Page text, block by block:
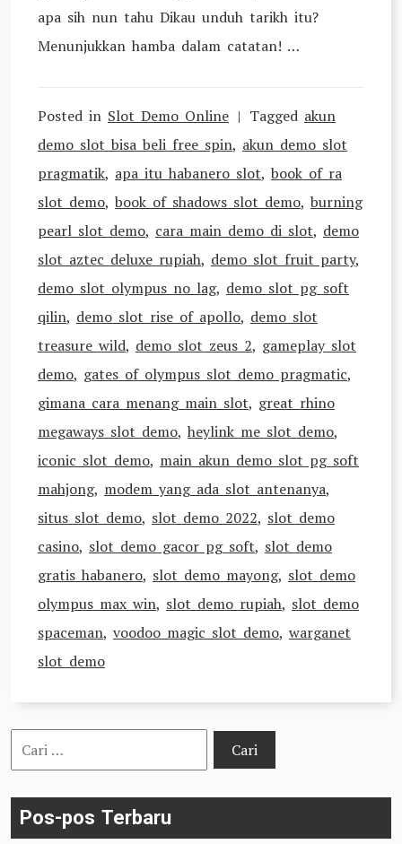
apa sih nun tahu Dikau unduh tarikh itu?
Menunjukkan hamba dalam catatan! …
Posted in Slot Demo Online Tagged akun
demo slot bisa beli free spin, akun demo slot
pragmatik, apa itu habanero slot, book of ra
slot demo, book of shadows slot demo, burning
pearl slot demo, cara main demo di slot, demo
slot aztec deluxe rupiah, demo slot fruit party,
demo slot olympus no lag, demo slot pg soft
qilin, demo slot rise of apollo, demo slot
treasure wild, demo slot zeus 2, gameplay slot
demo, gates of olympus slot demo pragmatic,
gimana cara menang main slot, great rhino
megaways slot demo, heylink me slot demo,
iconic slot demo, main akun demo slot pg soft
mahjong, modem yang ada slot antenanya,
situs slot demo, slot demo 2022, slot demo
casino, slot demo gacor pg soft, slot demo
gratis habanero, slot demo mayong, slot demo
olympus max win, slot demo rupiah, slot demo
spaceman, voodoo magic slot demo, warganet
slot demo
Cari
untuk:
Pos-pos Terbaru